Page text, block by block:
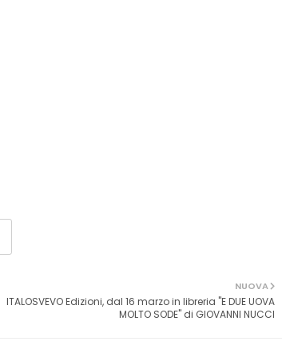
NUOVA
ITALOSVEVO Edizioni, dal 16 marzo in libreria "E DUE UOVA
MOLTO SODE" di GIOVANNI NUCCI